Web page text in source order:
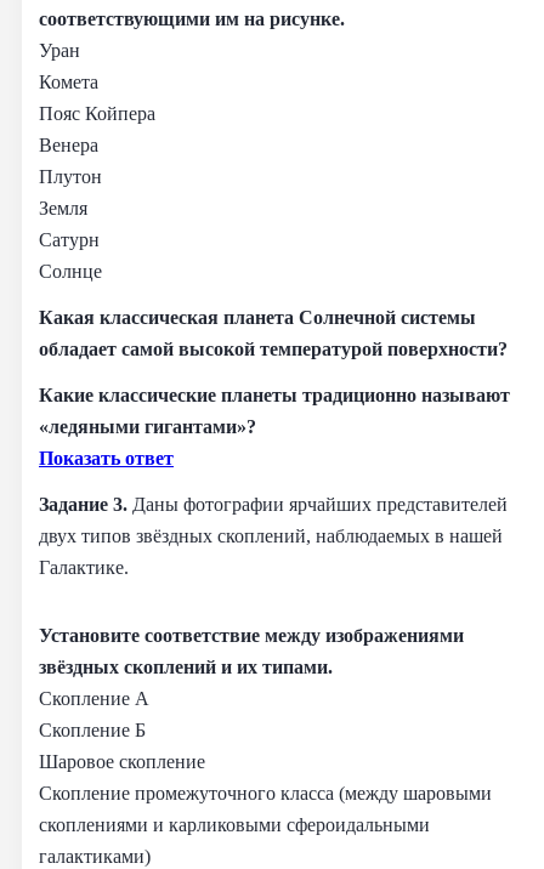
соответствующими им на рисунке.
Уран
Комета
Пояс Койпера
Венера
Плутон
Земля
Сатурн
Солнце
Какая классическая планета Солнечной системы
обладает самой высокой температурой поверхности?
Какие классические планеты традиционно называют
«ледяными гигантами»?
Показать ответ
Задание 3. Даны фотографии ярчайших представителей
двух типов звёздных скоплений, наблюдаемых в нашей
Галактике.
Установите соответствие между изображениями
звёздных скоплений и их типами.
Скопление А
Скопление Б
Шаровое скопление
Скопление промежуточного класса (между шаровыми
скоплениями и карликовыми сфероидальными
галактиками)